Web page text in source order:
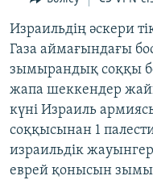
Search
АРНАЙЫ ЖОБАЛАР
Русский
ЖАЗЫЛЫҢЫЗ
Израильдің әскери
Газа аймағындағы
зымырандық соққы
жапа шеккендер
күні Израиль
соққысынан 1
израильдік
еврей қонысын